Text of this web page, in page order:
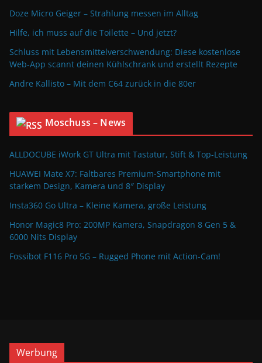
Doze Micro Geiger – Strahlung messen im Alltag
Hilfe, ich muss auf die Toilette – Und jetzt?
Schluss mit Lebensmittelverschwendung: Diese kostenlose
Web-App scannt deinen Kühlschrank und erstellt Rezepte
Andre Kallisto – Mit dem C64 zurück in die 80er
Moschuss – News
ALLDOCUBE iWork GT Ultra mit Tastatur, Stift & Top-Leistung
HUAWEI Mate X7: Faltbares Premium-Smartphone mit
starkem Design, Kamera und 8″ Display
Insta360 Go Ultra – Kleine Kamera, große Leistung
Honor Magic8 Pro: 200MP Kamera, Snapdragon 8 Gen 5 &
6000 Nits Display
Fossibot F116 Pro 5G – Rugged Phone mit Action-Cam!
Werbung